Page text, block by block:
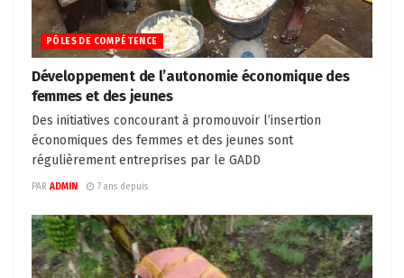
PÔLES DE COMPÉTENCE
Développement de l’autonomie économique des
femmes et des jeunes
Des initiatives concourant à promouvoir l’insertion
économiques des femmes et des jeunes sont
régulièrement entreprises par le GADD
PAR ADMIN 7 ans depuis